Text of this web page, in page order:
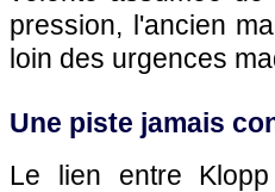
pression, l'ancien
loin des urgences
Une piste jamais
Le lien entre